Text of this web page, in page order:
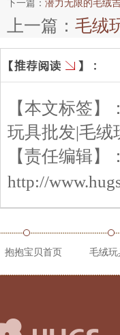
下一篇： 潜力无限的毛绒
上一篇： 毛绒
【本文标签】：
玩具批发|毛绒
【责任编辑】：
http://
抱抱宝贝首页 毛绒玩